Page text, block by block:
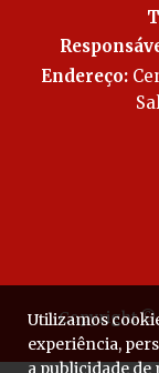
Endereço:
Copyright ©
Utilizamos
experiência,
a publicidade